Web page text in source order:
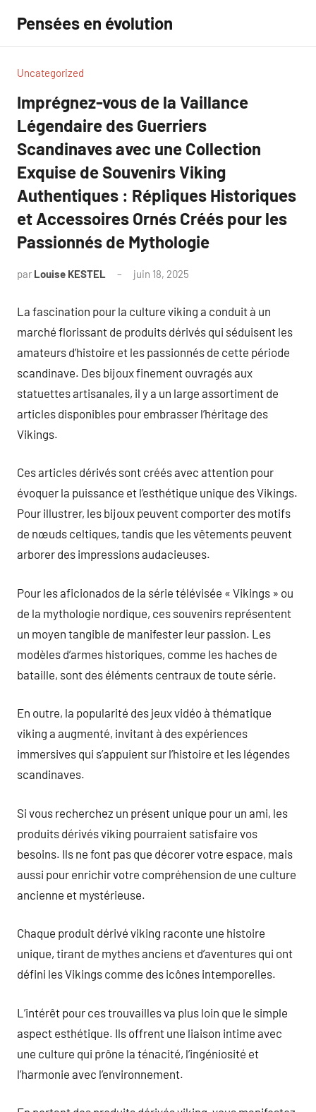
contenu
Pensées en évolution
Uncategorized
Imprégnez-vous de la Vaillance
Légendaire des Guerriers
Scandinaves avec une Collection
Exquise de Souvenirs Viking
Authentiques : Répliques Historiques
et Accessoires Ornés Créés pour les
Passionnés de Mythologie
par Louise KESTEL juin 18, 2025
La fascination pour la culture viking a conduit à un
marché florissant de produits dérivés qui séduisent les
amateurs d’histoire et les passionnés de cette période
scandinave. Des bijoux finement ouvragés aux
statuettes artisanales, il y a un large assortiment de
articles disponibles pour embrasser l’héritage des
Vikings.
Ces articles dérivés sont créés avec attention pour
évoquer la puissance et l’esthétique unique des Vikings.
Pour illustrer, les bijoux peuvent comporter des motifs
de nœuds celtiques, tandis que les vêtements peuvent
arborer des impressions audacieuses.
Pour les aficionados de la série télévisée « Vikings » ou
de la mythologie nordique, ces souvenirs représentent
un moyen tangible de manifester leur passion. Les
modèles d’armes historiques, comme les haches de
bataille, sont des éléments centraux de toute série.
En outre, la popularité des jeux vidéo à thématique
viking a augmenté, invitant à des expériences
immersives qui s’appuient sur l’histoire et les légendes
scandinaves.
Si vous recherchez un présent unique pour un ami, les
produits dérivés viking pourraient satisfaire vos
besoins. Ils ne font pas que décorer votre espace, mais
aussi pour enrichir votre compréhension de une culture
ancienne et mystérieuse.
Chaque produit dérivé viking raconte une histoire
unique, tirant de mythes anciens et d’aventures qui ont
défini les Vikings comme des icônes intemporelles.
L’intérêt pour ces trouvailles va plus loin que le simple
aspect esthétique. Ils offrent une liaison intime avec
une culture qui prône la ténacité, l’ingéniosité et
l’harmonie avec l’environnement.